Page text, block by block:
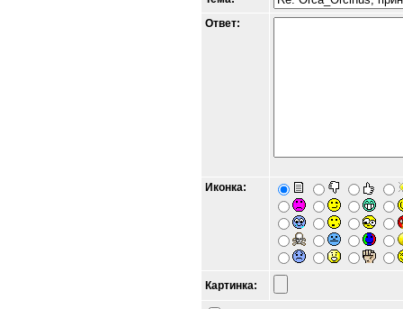
Ответ:
Иконка:
Картинка: